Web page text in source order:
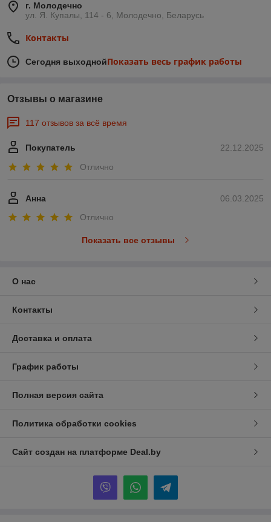
г. Молодечно
ул. Я. Купалы, 114 - 6, Молодечно, Беларусь
Контакты
Сегодня выходнойПоказать весь график работы
Отзывы о магазине
117 отзывов за всё время
22.12.2025
Покупатель
Отлично
06.03.2025
Анна
Отлично
Показать все отзывы
О нас
Контакты
Доставка и оплата
График работы
Полная версия сайта
Политика обработки cookies
Сайт создан на платформе Deal.by